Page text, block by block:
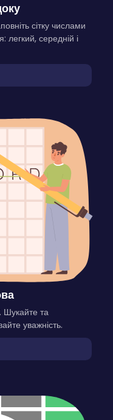
сітку числами
легкий, середній і
Шукайте та
уважність.